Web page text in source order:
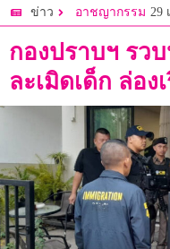
ข่าว อาชญากรรม 29
กองปราบฯ รว
ละเมิดเด็ก ล่อ